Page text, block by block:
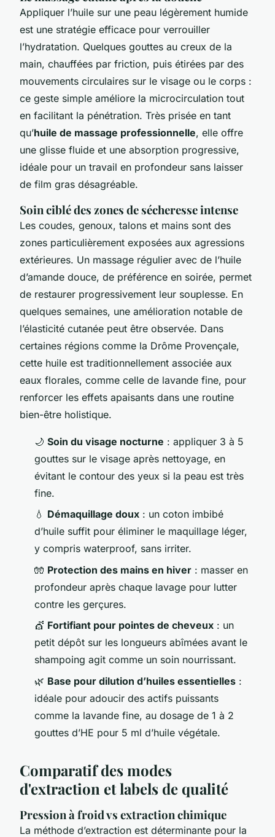
Appliquer l’huile sur une peau légèrement humide
est une stratégie efficace pour verrouiller
l’hydratation. Quelques gouttes au creux de la
main, chauffées par friction, puis étirées par des
mouvements circulaires sur le visage ou le corps :
ce geste simple améliore la microcirculation tout
en facilitant la pénétration. Très prisée en tant
qu’huile de massage professionnelle, elle offre
une glisse fluide et une absorption progressive,
idéale pour un travail en profondeur sans laisser
de film gras désagréable.
Soin ciblé des zones de sécheresse intense
Les coudes, genoux, talons et mains sont des
zones particulièrement exposées aux agressions
extérieures. Un massage régulier avec de l’huile
d’amande douce, de préférence en soirée, permet
de restaurer progressivement leur souplesse. En
quelques semaines, une amélioration notable de
l’élasticité cutanée peut être observée. Dans
certaines régions comme la Drôme Provençale,
cette huile est traditionnellement associée aux
eaux florales, comme celle de lavande fine, pour
renforcer les effets apaisants dans une routine
bien-être holistique.
🌙 Soin du visage nocturne : appliquer 3 à 5
gouttes sur le visage après nettoyage, en
évitant le contour des yeux si la peau est très
fine.
💧 Démaquillage doux : un coton imbibé
d’huile suffit pour éliminer le maquillage léger,
y compris waterproof, sans irriter.
🧤 Protection des mains en hiver : masser en
profondeur après chaque lavage pour lutter
contre les gerçures.
💇 Fortifiant pour pointes de cheveux : un
petit dépôt sur les longueurs abîmées avant le
shampoing agit comme un soin nourrissant.
🌿 Base pour dilution d’huiles essentielles :
idéale pour adoucir des actifs puissants
comme la lavande fine, au dosage de 1 à 2
gouttes d’HE pour 5 ml d’huile végétale.
Comparatif des modes
d'extraction et labels de qualité
Pression à froid vs extraction chimique
La méthode d’extraction est déterminante pour la